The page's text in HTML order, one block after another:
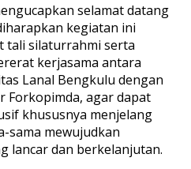
selamat datang
kegiatan ini
tali silaturrahmi serta
kerjasama antara
Lanal Bengkulu dengan
Forkopimda, agar dapat
khususnya menjelang
sama mewujudkan
lancar dan berkelanjutan.